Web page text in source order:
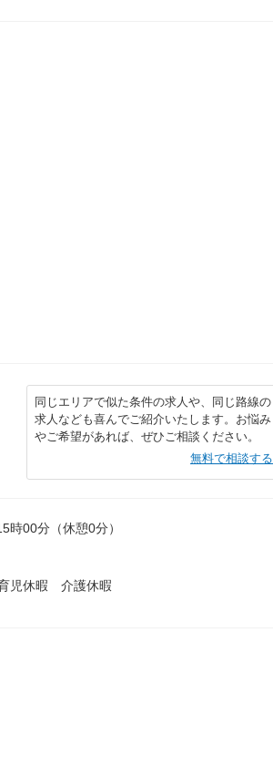
同じエリアで似た条件の求人や、同じ路線の
求人なども喜んでご紹介いたします。お悩み
やご希望があれば、ぜひご相談ください。
無料で相談する
00分（休憩0分）
児休暇 介護休暇